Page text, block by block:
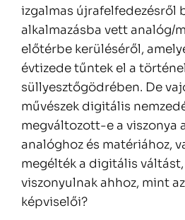
izgalmas újrafelfedezésről
alkalmazásba vett analóg/
előtérbe kerüléséről,
évtizede tűntek el a
süllyesztőgödrében. De
művészek digitális
megváltozott-e a viszonya
analóghoz és matériához,
megélték a digitális
viszonyulnak ahhoz, mint
képviselői?